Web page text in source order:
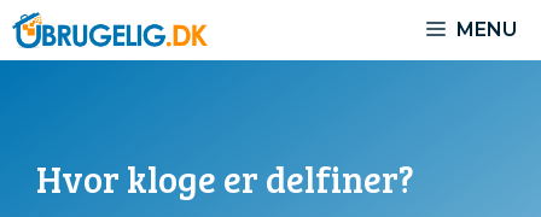
Hop
MENU
Hvor kloge er delfiner?